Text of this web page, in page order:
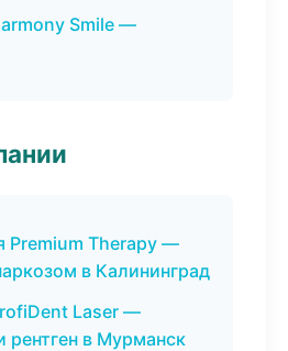
Smile —
Premium Therapy —
в Калининград
Laser —
рентген в Мурманск